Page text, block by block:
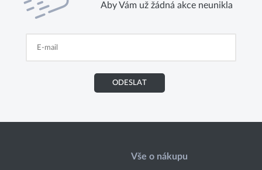
Aby Vám už žádná akce neunikla
ODESLAT
Vše o nákupu